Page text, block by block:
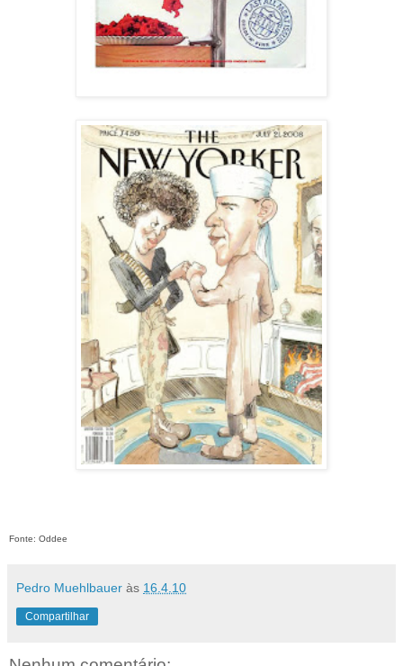
Fonte: Oddee
Pedro Muehlbauer às 16.4.10
Compartilhar